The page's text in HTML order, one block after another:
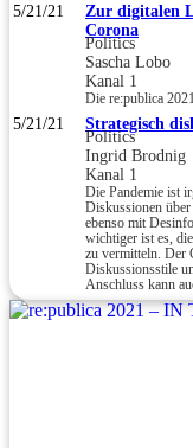
5/21/21
Zur digitalen
Corona
Politics
Sascha Lobo
Kanal 1
Die re:publica
5/21/21 Strategisch
Politics
Ingrid Brodnig
Kanal 1
Die Pandemie ist
Diskussionen
ebenso mit
wichtiger ist es,
zu vermitteln. Der
Diskussionsstile
Anschluss kann